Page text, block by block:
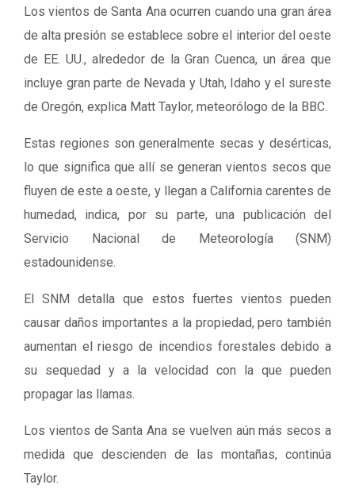
Los vientos de Santa Ana ocurren cuando una gran área
de alta presión se establece sobre el interior del oeste
de EE. UU., alrededor de la Gran Cuenca, un área que
incluye gran parte de Nevada y Utah, Idaho y el sureste
de Oregón, explica Matt Taylor, meteorólogo de la BBC.
Estas regiones son generalmente secas y desérticas,
lo que significa que allí se generan vientos secos que
fluyen de este a oeste, y llegan a California carentes de
humedad, indica, por su parte, una publicación del
Servicio Nacional de Meteorología (SNM)
estadounidense.
El SNM detalla que estos fuertes vientos pueden
causar daños importantes a la propiedad, pero también
aumentan el riesgo de incendios forestales debido a
su sequedad y a la velocidad con la que pueden
propagar las llamas.
Los vientos de Santa Ana se vuelven aún más secos a
medida que descienden de las montañas, continúa
Taylor.